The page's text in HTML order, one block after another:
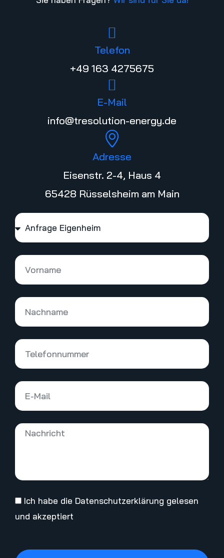
Ich habe die Datenschutzerklärung gelesen
und akzeptiert
Telefon
+49 163 4275675
E-Mail
info@tresolution-energy.de
Adresse
Eisenstr. 2-4, Haus 4
65428 Rüsselsheim am Main